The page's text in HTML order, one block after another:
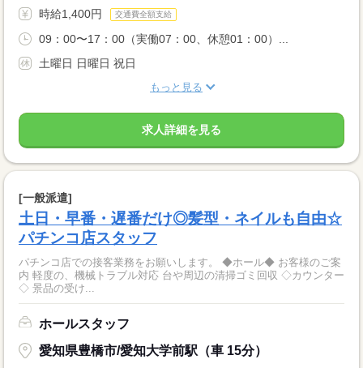
時給1,400円 交通費全額支給
09：00〜17：00（実働07：00、休憩01：00）...
土曜日 日曜日 祝日
もっと見る
求人詳細を見る
[一般派遣]
土日・早番・遅番だけ◎髪型・ネイルも自由☆
パチンコ店スタッフ
パチンコ店での接客業務をお願いします。 ◆ホール◆ お客様のご案
内 軽度の、機械トラブル対応 台や周辺の清掃ゴミ回収 ◇カウンター
◇ 景品の受け...
ホールスタッフ
愛知県豊橋市/愛知大学前駅（車 15分）